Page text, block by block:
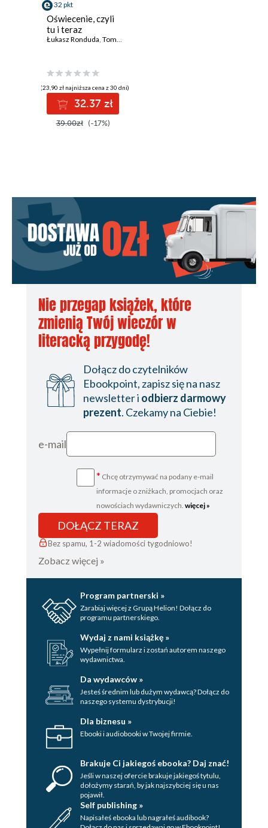
32 pkt
Oświecenie, czyli
tu i teraz
Łukasz Ronduda, Tomasz Szerszeń
(23,90 zł najniższa cena z 30 dni)
32.37 zł
39.00zł (-17%)
Nie przegap książek, które
zmienią Twój wieczór w
literacką przygodę!
Dołącz do czytelników
Ebookpoint, zapisz się na nasz
newsletter i odbierz darmowy
prezent. Czekamy na Ciebie!
e-mail
* Chcę otrzymywać na podany e-mail
informacje o zniżkach, promocjach oraz
nowościach wydawniczych. więcej »
DOŁĄCZ TERAZ
Bez spamu, 1-2 wiadomości tygodniowo!
Zobacz więcej »
Program partnerski »
Zarabiaj więcej z Grupą Helion! Dołącz do
programu partnerskiego.
Wydaj z nami książkę »
Wypełnij formularz i zostań autorem naszego
wydawnictwa.
Da wydawców »
Jesteś średnim lub dużym wydawcą? Dołącz do
naszego systemu dystrybucji!
Dla biznesu »
Ebooki i audiobooki w Twojej firmie.
Brakuje Ci jakiegoś ebooka? Daj znać!
Jeśli w naszej ofercie brakuje jakiegoś tytulu,
dołożymy starań, by jak najszybciej się u nas
pojawił.
Self publishing »
Napisałeś ebooka lub nagrałeś audibook?